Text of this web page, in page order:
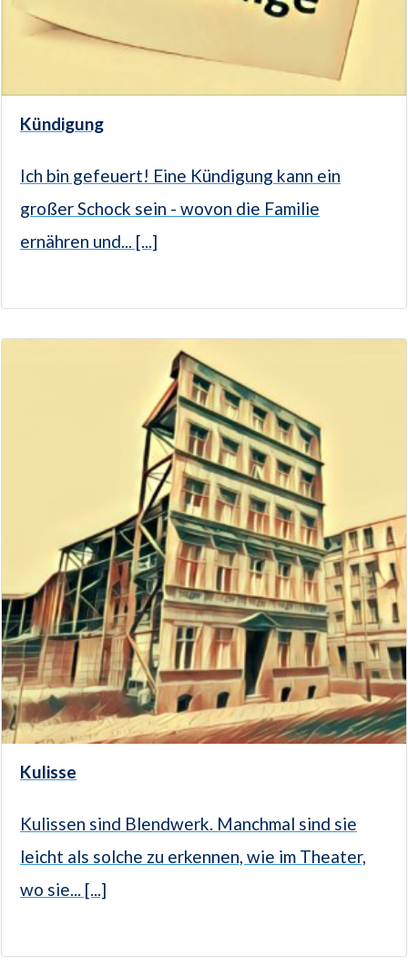
Kündigung
Ich bin gefeuert! Eine Kündigung kann ein
großer Schock sein - wovon die Familie
ernähren und... [...]
Kulisse
Kulissen sind Blendwerk. Manchmal sind sie
leicht als solche zu erkennen, wie im Theater,
wo sie... [...]